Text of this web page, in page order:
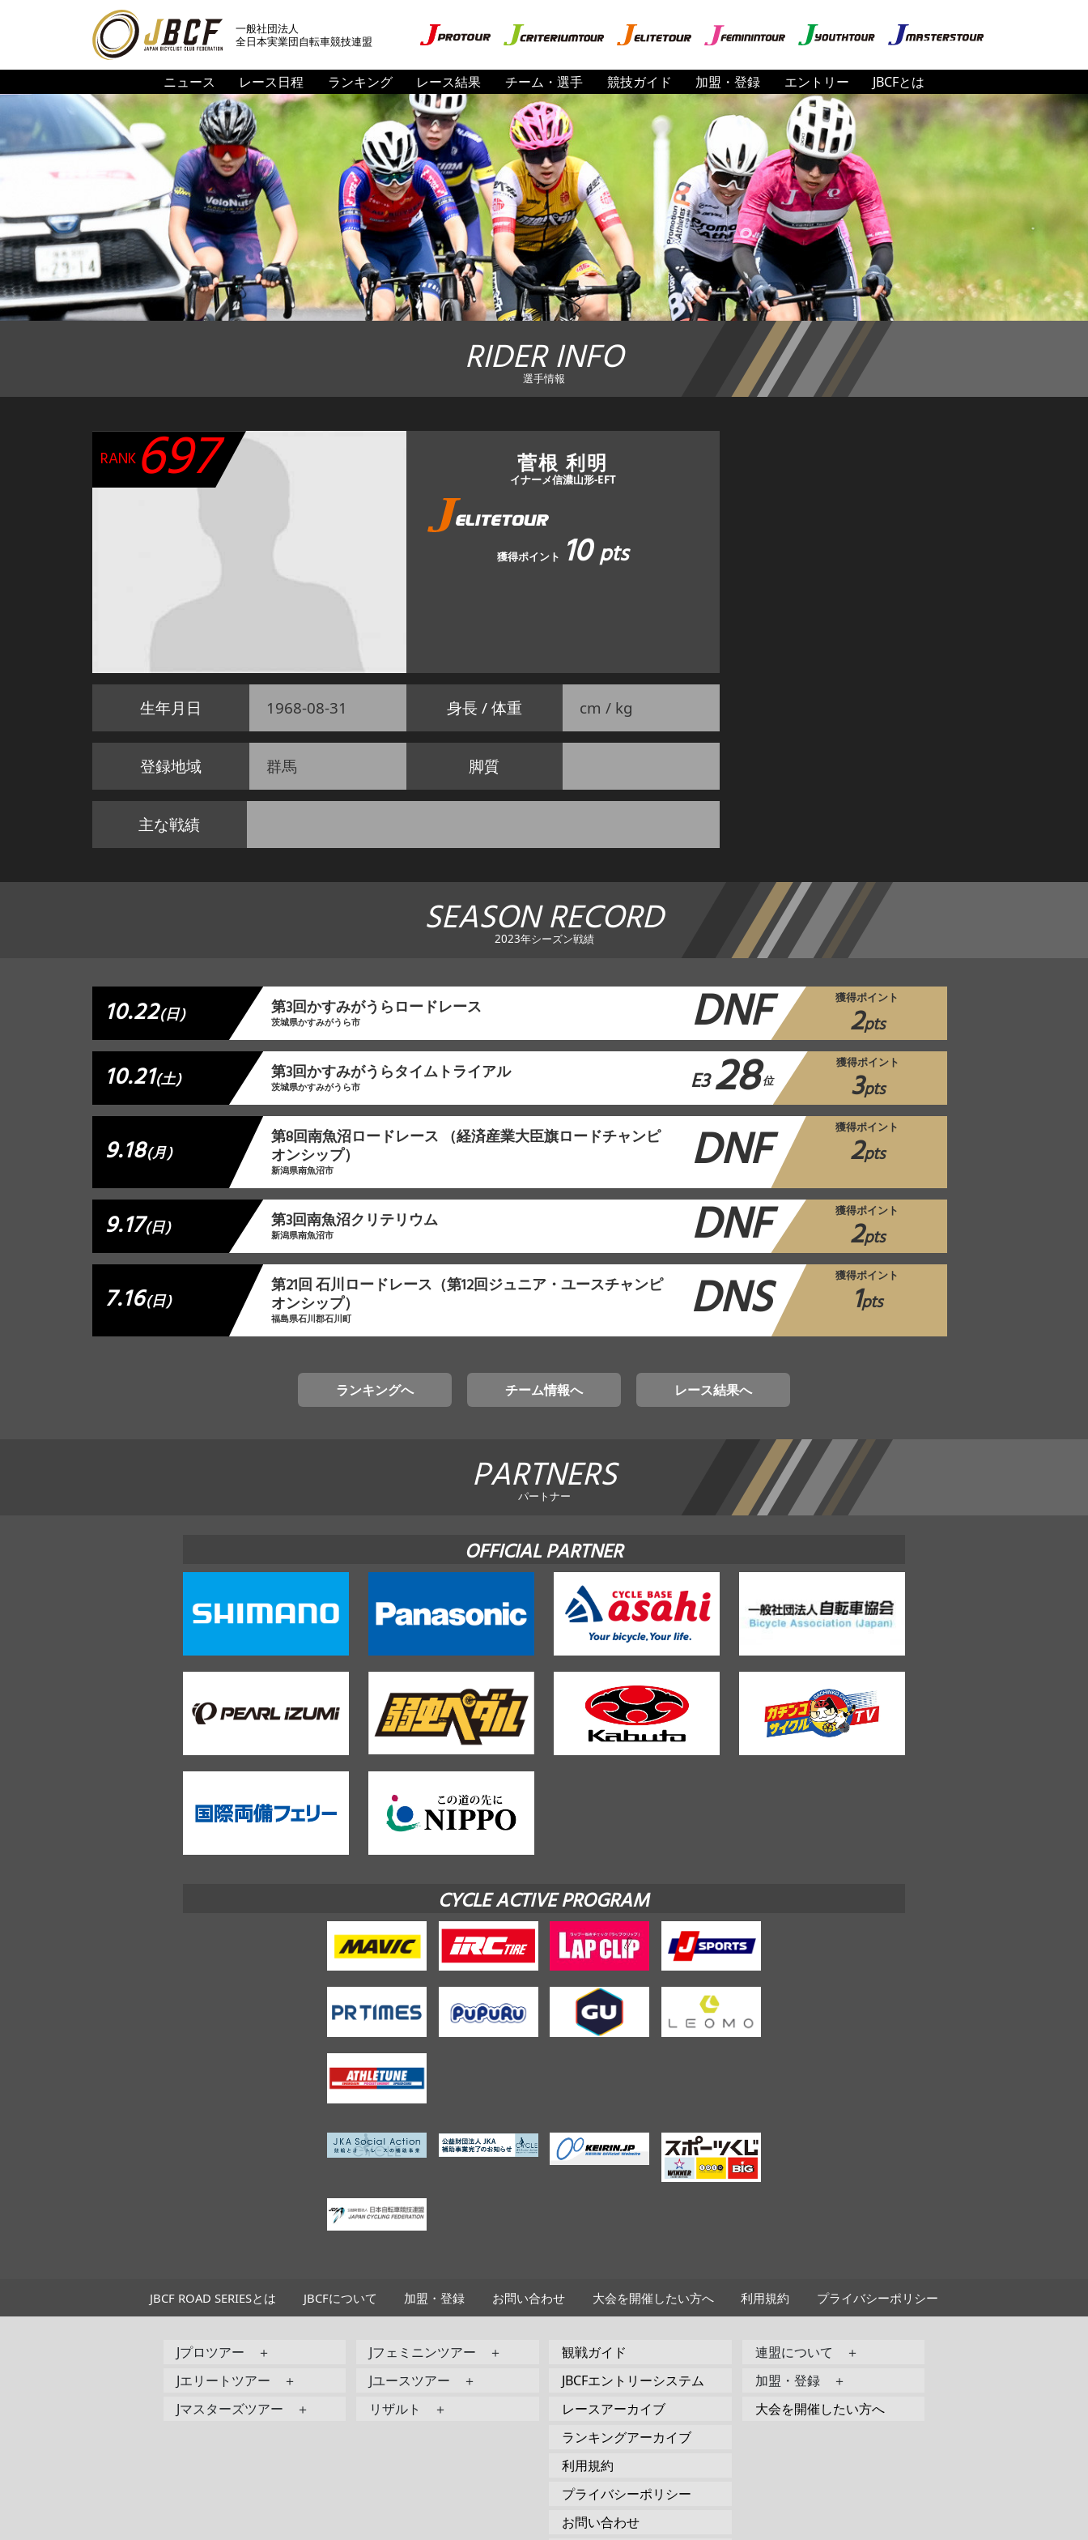
一般社団法人
全日本実業団自転車競技連盟
ニュース レース日程 ランキング レース結果 チーム・選手 競技ガイド 加盟・登録 エントリー JBCFとは
RIDER INFO
選手情報
RANK697 菅根 利明
イナーメ信濃山形-EFT
獲得ポイント 10pts
生年月日 1968-08-31 身長 / 体重 cm / kg
登録地域 群馬 脚質
主な戦績
SEASON RECORD
2023年シーズン戦績
10.22(日) 第3回かすみがうらロードレース
茨城県かすみがうら市 DNF 獲得ポイント
2pts
10.21(土) 第3回かすみがうらタイムトライアル
茨城県かすみがうら市 E328 位
獲得ポイント
3pts
9.18(月)
第8回南魚沼ロードレース （経済産業大臣旗ロードチャンピ
オンシップ）
新潟県南魚沼市 DNF 獲得ポイント
2pts
9.17(日) 第3回南魚沼クリテリウム
新潟県南魚沼市 DNF 獲得ポイント
2pts
7.16(日)
第21回 石川ロードレース（第12回ジュニア・ユースチャンピ
オンシップ）
福島県石川郡石川町 DNS 獲得ポイント
1pts
ランキングへ チーム情報へ レース結果へ
PARTNERS
パートナー
OFFICIAL PARTNER
CYCLE ACTIVE PROGRAM
JBCF ROAD SERIESとは JBCFについて 加盟・登録 お問い合わせ 大会を開催したい方へ 利用規約 プライバシーポリシー
Jプロツアー ＋
Jエリートツアー ＋
Jマスターズツアー ＋
Jフェミニンツアー ＋
Jユースツアー ＋
リザルト ＋
観戦ガイド
JBCFエントリーシステム
レースアーカイブ
ランキングアーカイブ
利用規約
プライバシーポリシー
お問い合わせ
連盟について ＋
加盟・登録 ＋
大会を開催したい方へ